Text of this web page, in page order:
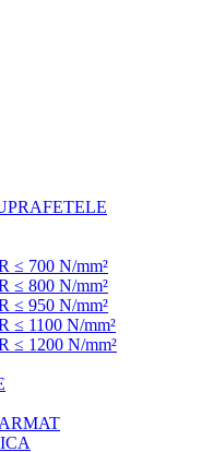
≤ 700 N/mm²
≤ 800 N/mm²
≤ 950 N/mm²
≤ 1100 N/mm²
≤ 1200 N/mm²